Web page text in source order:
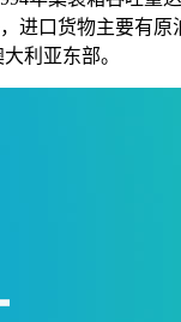
口货物主要有
利亚东部。